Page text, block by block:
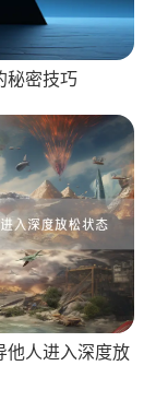
秘密技巧
他人进入深度放